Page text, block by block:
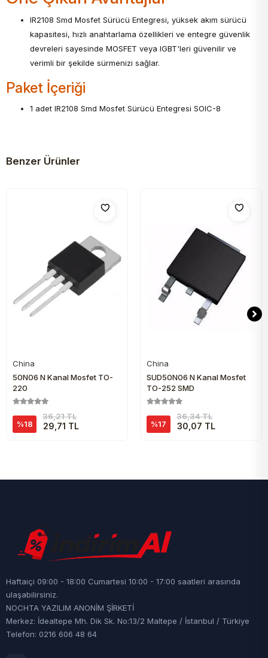
IR2108 Smd Mosfet Sürücü Entegresi, yüksek akım sürücü
kapasitesi, hızlı anahtarlama özellikleri ve entegre güvenlik
devreleri sayesinde MOSFET veya IGBT'leri güvenilir ve
verimli bir şekilde sürmenizi sağlar.
Paket İçeriği
1 adet IR2108 Smd Mosfet Sürücü Entegresi SOIC-8
Benzer Ürünler
China
50N06 N Kanal Mosfet TO-
220
%18
36,21 TL
29,71 TL
China
SUD50N06 N Kanal Mosfet
TO-252 SMD
%17
36,34 TL
30,07 TL
Haftaiçi 09:00 - 18:00 Cumartesi 10:00 - 17:00 saatleri arasında
ulaşabilirsiniz.
NOCHTA YAZILIM ANONİM ŞİRKETİ
Merkez: İdealtepe Mh. Dik Sk. No:13/2 Maltepe / İstanbul / Türkiye
Telefon: 0216 606 48 64